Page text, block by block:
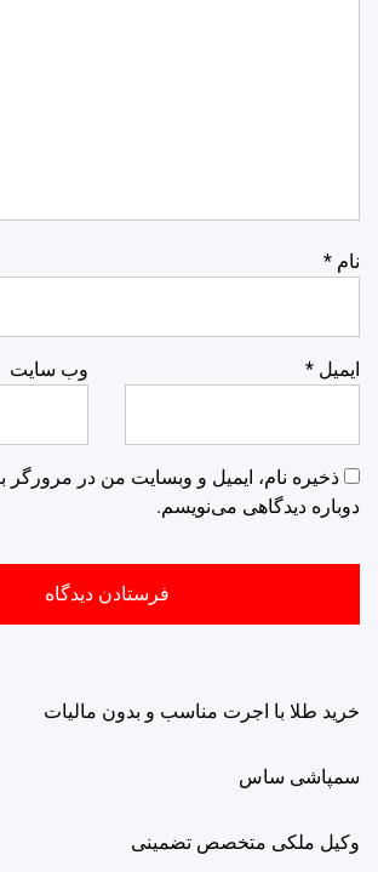
نام *
ایمیل * وب‌ سایت
ذخیره نام، ایمیل و وبسایت من در مرورگر
دوباره دیدگاهی می‌نویسم.
خرید طلا با اجرت مناسب و بدون مالیات
سمپاشی ساس
وکیل ملکی متخصص تضمینی